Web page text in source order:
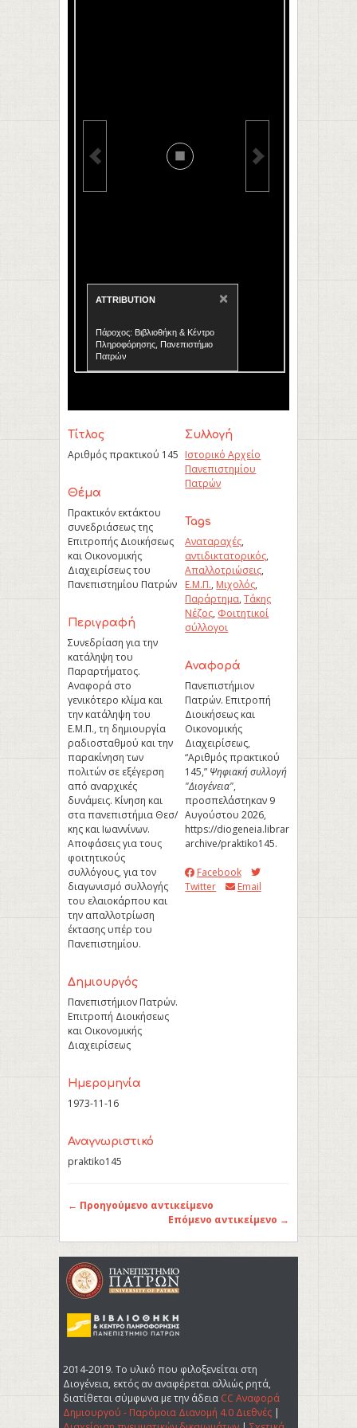
ATTRIBUTION ×
Πάροχος: Βιβλιοθήκη & Κέντρο
Πληροφόρησης, Πανεπιστήμιο
Πατρών
Τίτλος
Αριθμός πρακτικού 145
Θέμα
Πρακτικόν εκτάκτου
συνεδριάσεως της
Επιτροπής Διοικήσεως
και Οικονομικής
Διαχειρίσεως του
Πανεπιστημίου Πατρών
Περιγραφή
Συνεδρίαση για την
κατάληψη του
Παραρτήματος.
Αναφορά στο
γενικότερο κλίμα και
την κατάληψη του
Ε.Μ.Π., τη δημιουργία
ραδιοσταθμού και την
παρακίνηση των
πολιτών σε εξέγερση
από αναρχικές
δυνάμεις. Κίνηση και
στα πανεπιστήμια Θεσ/
κης και Ιωαννίνων.
Αποφάσεις για τους
φοιτητικούς
συλλόγους, για τον
διαγωνισμό συλλογής
του ελαιοκάρπου και
την απαλλοτρίωση
έκτασης υπέρ του
Πανεπιστημίου.
Δημιουργός
Πανεπιστήμιον Πατρών.
Επιτροπή Διοικήσεως
και Οικονομικής
Διαχειρίσεως
Ημερομηνία
1973-11-16
Αναγνωριστικό
praktiko145
Συλλογή
Ιστορικό Αρχείο
Πανεπιστημίου
Πατρών
Tags
Αναταραχές,
αντιδικτατορικός,
Απαλλοτριώσεις,
Ε.Μ.Π., Μιχολός,
Παράρτημα,Τάκης
Νέζος, Φοιτητικοί
σύλλογοι
Aναφορά
Πανεπιστήμιον
Πατρών. Επιτροπή
Διοικήσεως και
Οικονομικής
Διαχειρίσεως,
“Αριθμός πρακτικού
145,” Ψηφιακή συλλογή
"Διογένεια",
προσπελάστηκαν 9
Αυγούστου 2026,
https://diogeneia.library.upatras.gr/
archive/praktiko145.
Facebook
Twitter
Email
← Προηγούμενο αντικείμενο
Επόμενο αντικείμενο →
2014-2019. Tο υλικό που φιλοξενείται στη
Διογένεια, εκτός αν αναφέρεται αλλιώς ρητά,
διατίθεται σύμφωνα με την άδεια CC Αναφορά
Δημιουργού - Παρόμοια Διανομή 4.0 Διεθνές |